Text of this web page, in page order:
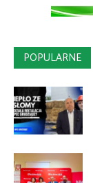
POPULARNE